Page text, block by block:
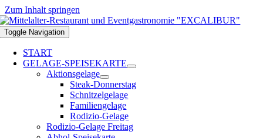
Zum Inhalt springen
Toggle Navigation
START
GELAGE-SPEISEKARTE
Aktionsgelage
Steak-Donnerstag
Schnitzelgelage
Familiengelage
Rodizio-Gelage
Rodizio-Gelage Freitag